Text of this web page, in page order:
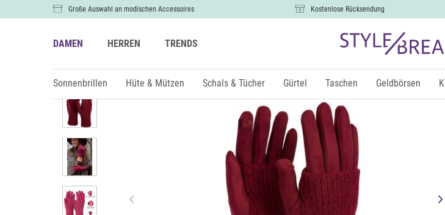
Große Auswahl an modischen Accessoires Kostenlose Rücksendung
DAMEN HERREN TRENDS
Sonnenbrillen Hüte & Mützen Schals & Tücher Gürtel Taschen Geldbörsen